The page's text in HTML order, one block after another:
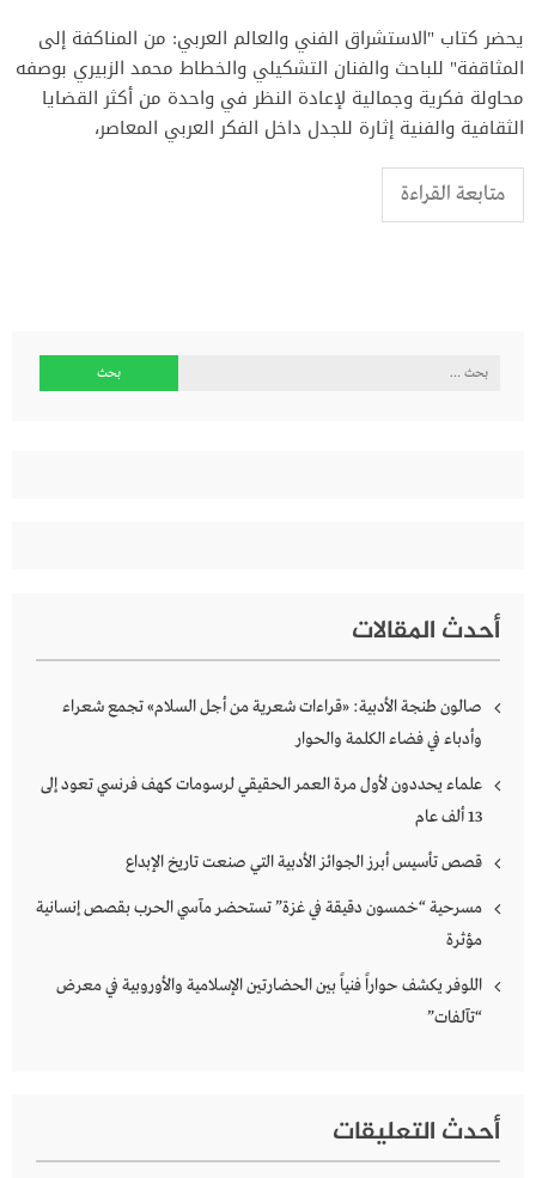
يحضر كتاب "الاستشراق الفني والعالم العربي: من المناكفة إلى
المثاقفة" للباحث والفنان التشكيلي والخطاط محمد الزبيري بوصفه
محاولة فكرية وجمالية لإعادة النظر في واحدة من أكثر القضايا
الثقافية والفنية إثارة للجدل داخل الفكر العربي المعاصر،
متابعة القراءة
البحث
أحدث المقالات
صالون طنجة الأدبية: «قراءات شعرية من أجل السلام» تجمع شعراء
وأدباء في فضاء الكلمة والحوار
علماء يحددون لأول مرة العمر الحقيقي لرسومات كهف فرنسي تعود إلى
13 ألف عام
قصص تأسيس أبرز الجوائز الأدبية التي صنعت تاريخ الإبداع
مسرحية “خمسون دقيقة في غزة” تستحضر مآسي الحرب بقصص إنسانية
مؤثرة
اللوفر يكشف حواراً فنياً بين الحضارتين الإسلامية والأوروبية في معرض
“تآلفات”
أحدث التعليقات